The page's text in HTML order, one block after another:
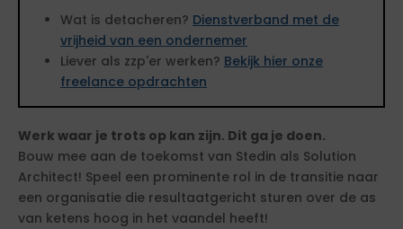
Wat is detacheren? Dienstverband met de
vrijheid van een ondernemer
Liever als zzp'er werken? Bekijk hier onze
freelance opdrachten
Werk waar je trots op kan zijn. Dit ga je doen.
Bouw mee aan de toekomst van Stedin als Solution
Architect! Speel een prominente rol in de transitie naar
een organisatie die resultaatgericht sturen over de as
van ketens hoog in het vaandel heeft!